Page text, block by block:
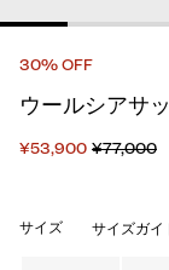
30% OFF
ウールシアサ
¥53,900 ¥77,000
サイズ サイズガイ